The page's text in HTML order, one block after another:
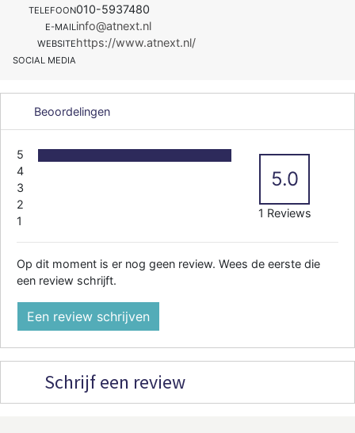
TELEFOON010-5937480
E-MAILinfo@atnext.nl
WEBSITEhttps://www.atnext.nl/
SOCIAL MEDIA
Beoordelingen
5
4
3
2
1
5.0
1 Reviews
Op dit moment is er nog geen review. Wees de eerste die
een review schrijft.
Een review schrijven
Schrijf een review